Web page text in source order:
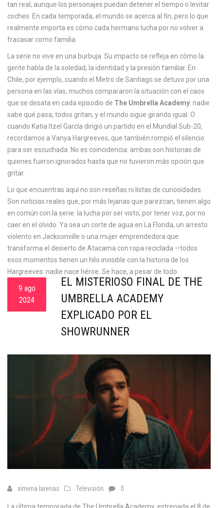
tan real, aunque los personajes puedan detener el tiempo o levitar
coches. En cada temporada, el mundo se acerca al fin, pero lo que
realmente importa es cómo cada hermano lucha por no volver a
fracasar como familia.
La serie no vive en una burbuja. Su impacto se refleja en cómo la
gente habla de la soledad, la identidad y la presión familiar. En
Chile, por ejemplo, cuando el Metro de Santiago se detuvo por una
persona en las vías, muchos compararon la situación con el caos
que se desata en cada episodio de The Umbrella Academy: nadie
sabe qué pasa, todos gritan, y el mundo sigue girando igual. O
cuando Katia Itzel García dirigió un partido en el Mundial Sub-20,
recordamos a Vanya Hargreeves, que también rompió el silencio
para ser escuchada. No es coincidencia: ambas son historias de
quienes fueron ignorados hasta que no tuvieron más opción que
gritar.
Lo que encuentras aquí no son reseñas ni listas de curiosidades.
Son noticias reales que, por más lejanas que parezcan, tienen algo
en común con la serie: la lucha por ser visto, por tener voz, por no
caer en el olvido. Ya sea un corte de agua en La Florida, un arresto
violento en Jacksonville o una mujer emprendedora que
transforma el desierto de Atacama con ropa reciclada —todos
esos momentos tienen un hilo invisible con la historia de los
Hargreeves: nadie nace héroe. Se hace, a pesar de todo.
9 ago
2024
EL MISTERIOSO FINAL DE THE
UMBRELLA ACADEMY
EXPLICADO POR EL
SHOWRUNNER
ximena larenas Televisión 0